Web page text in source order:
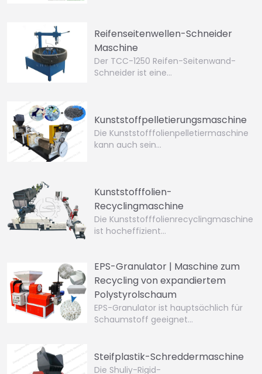
Reifenseitenwellen-Schneider
Maschine
Der TCC-1250 Reifen-Seitenwand-
Schneider ist eine…
Kunststoffpelletierungsmaschine
Die Kunststofffolienpelletiermaschine
kann auch sein…
Kunststofffolien-
Recyclingmaschine
Die Kunststofffolienrecyclingmaschine
ist hocheffizient…
EPS-Granulator | Maschine zum
Recycling von expandiertem
Polystyrolschaum
EPS-Granulator ist hauptsächlich für
Schaumstoff geeignet…
Steifplastik-Schreddermaschine
Die Shuliy-Rigid-